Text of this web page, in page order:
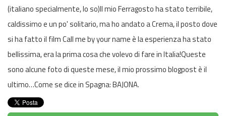
(italiano specialmente, lo so)Il mio Ferragosto ha stato terribile,
caldissimo e un po' solitario, ma ho andato a Crema, il posto dove
si ha fatto il film Call me by your name è la esperienza ha stato
bellissima, era la prima cosa che volevo di fare in Italia!Queste
sono alcune foto di queste mese, il mio prossimo blogpost è il
ultimo…Come se dice in Spagna: BAJONA.